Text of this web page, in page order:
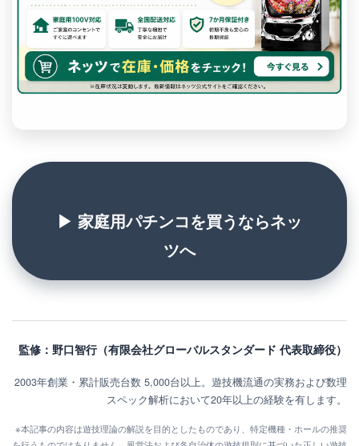
▶ 家庭用パチンコを買うならネッ
ツへ
監修：野口智行（有限会社グローバルスタンダード 代表取締役）
2003年創業・累計販売台数 5,000台以上。遊技機流通の実務および数理
スペック解析において20年以上の経験を有します。
※本記事の内容は遊技理論の解説を目的としたものであり、特定機種・ホールの推奨